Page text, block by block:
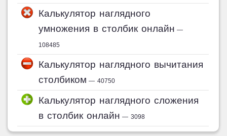
Калькулятор наглядного
умножения в столбик онлайн —
108485
Калькулятор наглядного вычитания
столбиком — 40750
Калькулятор наглядного сложения
в столбик онлайн — 3098